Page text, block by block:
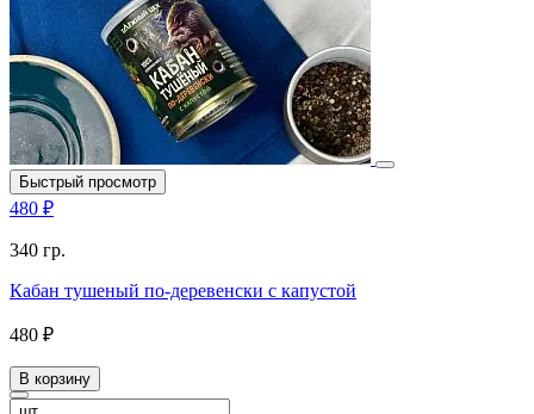
Быстрый просмотр
480 ₽
340 гр.
Кабан тушеный по-деревенски с капустой
480 ₽
В корзину